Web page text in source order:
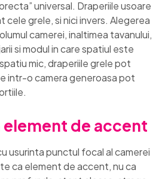
universal. Draperiile usoare
cele grele, si nici invers. Alegerea
camerei, inaltimea tavanului,
si modul in care spatiul este
mic, draperiile grele pot
intr-o camera generoasa pot
element de accent
usurinta punctul focal al camerei
ca element de accent, nu ca